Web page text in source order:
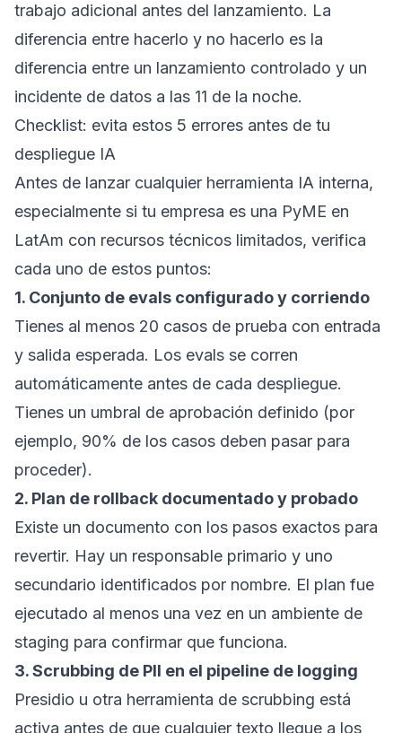
trabajo adicional antes del lanzamiento. La
diferencia entre hacerlo y no hacerlo es la
diferencia entre un lanzamiento controlado y un
incidente de datos a las 11 de la noche.
Checklist: evita estos 5 errores antes de tu
despliegue IA
Antes de lanzar cualquier herramienta IA interna,
especialmente si tu empresa es una PyME en
LatAm con recursos técnicos limitados, verifica
cada uno de estos puntos:
1. Conjunto de evals configurado y corriendo
Tienes al menos 20 casos de prueba con entrada
y salida esperada. Los evals se corren
automáticamente antes de cada despliegue.
Tienes un umbral de aprobación definido (por
ejemplo, 90% de los casos deben pasar para
proceder).
2. Plan de rollback documentado y probado
Existe un documento con los pasos exactos para
revertir. Hay un responsable primario y uno
secundario identificados por nombre. El plan fue
ejecutado al menos una vez en un ambiente de
staging para confirmar que funciona.
3. Scrubbing de PII en el pipeline de logging
Presidio u otra herramienta de scrubbing está
activa antes de que cualquier texto llegue a los